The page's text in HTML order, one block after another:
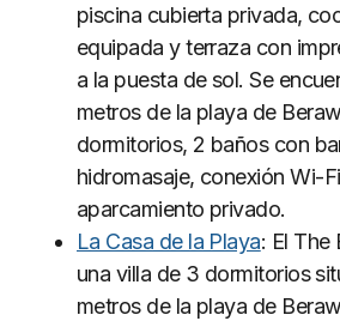
piscina cubierta privada,
equipada y terraza con
a la puesta de sol. Se
metros de la playa de
dormitorios, 2 baños con
hidromasaje, conexión Wi-
aparcamiento privado.
La Casa de la Playa: El The
una villa de 3 dormitorios
metros de la playa de